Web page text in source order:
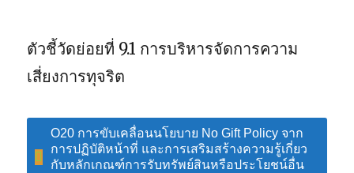
ตัวชี้วัดย่อยที่ 9.1 การบริหารจัดการความ
เสี่ยงการทุจริต
O20 การขับเคลื่อนนโยบาย No Gift Policy จาก
การปฏิบัติหน้าที่ และการเสริมสร้างความรู้เกี่ยว
กับหลักเกณฑ์การรับทรัพย์สินหรือประโยชน์อื่น